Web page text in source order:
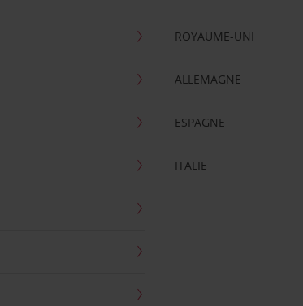
ROYAUME-UNI
ALLEMAGNE
ESPAGNE
ITALIE